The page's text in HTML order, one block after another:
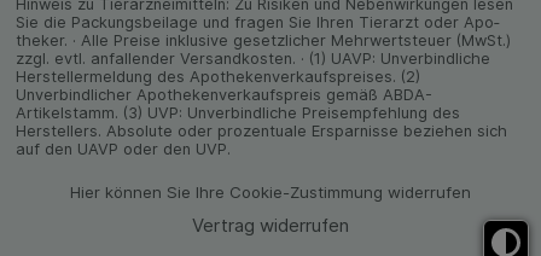
Hinweis zu Tier­arz­nei­mitteln: Zu Risiken und Neben­wirkungen lesen
Sie die Packungs­beilage und fragen Sie Ihren Tier­arzt oder Apo­
theker. · Alle Preise inklusive gesetz­licher Mehrwertsteuer (MwSt.)
zzgl. evtl. anfallender Versand­kosten. · (1) UAVP: Unverbindliche
Herstellermeldung des Apothekenverkaufspreises. (2)
Unverbindlicher Apothekenverkaufspreis gemäß ABDA-
Artikelstamm. (3) UVP: Unverbindliche Preisempfehlung des
Herstellers. Absolute oder prozentuale Ersparnisse beziehen sich
auf den UAVP oder den UVP.
Hier können Sie Ihre Cookie-Zustimmung widerrufen
Vertrag widerrufen